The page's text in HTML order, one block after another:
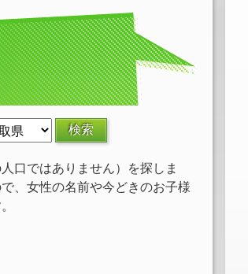
口ではありません）を探しま
、女性の名前や今どきのお子様